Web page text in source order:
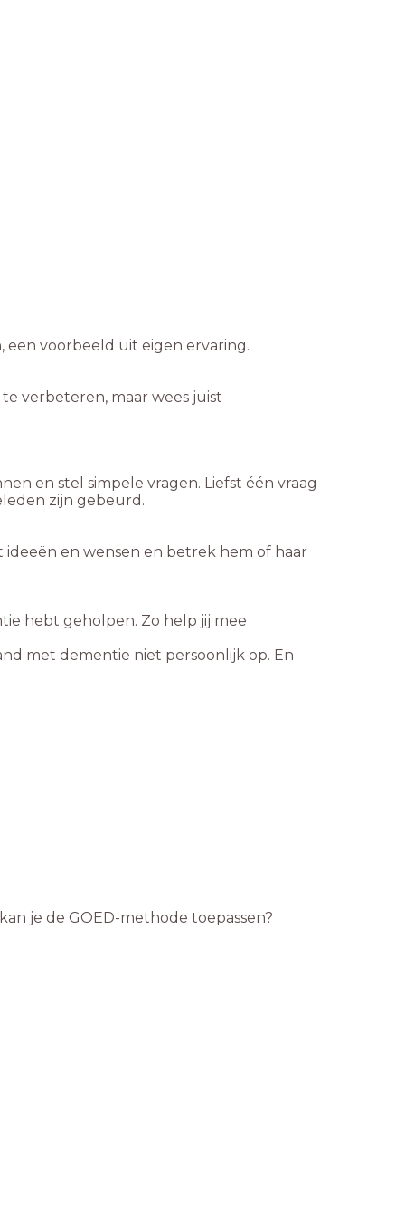
een voorbeeld uit eigen ervaring.
verbeteren, maar wees juist
en stel simpele vragen. Liefst één vraag
zijn gebeurd.
en wensen en betrek hem of haar
hebt geholpen. Zo help jij mee
met dementie niet persoonlijk op. En
je de GOED-methode toepassen?